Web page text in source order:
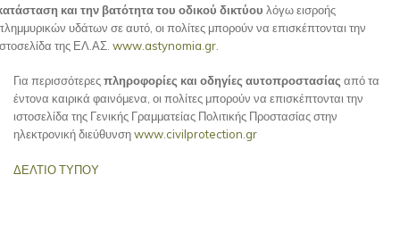
και την βατότητα του οδικού δικτύου λόγω εισροής
υδάτων σε αυτό, οι πολίτες μπορούν να επισκέπτονται την
της ΕΛ.ΑΣ.www.astynomia.gr
Για περισσότερεςπληροφορίες και οδηγίες αυτοπροστασίας από τα
έντονα καιρικά φαινόμενα, οι πολίτες μπορούν να επισκέπτονται την
ιστοσελίδα της Γενικής Γραμματείας Πολιτικής Προστασίας στην
ηλεκτρονική διεύθυνσηwww.civilprotection.gr
ΔΕΛΤΙΟ ΤΥΠΟΥ